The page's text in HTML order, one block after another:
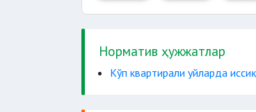
Норматив ҳужжатлар
Кўп квартирали уйларда